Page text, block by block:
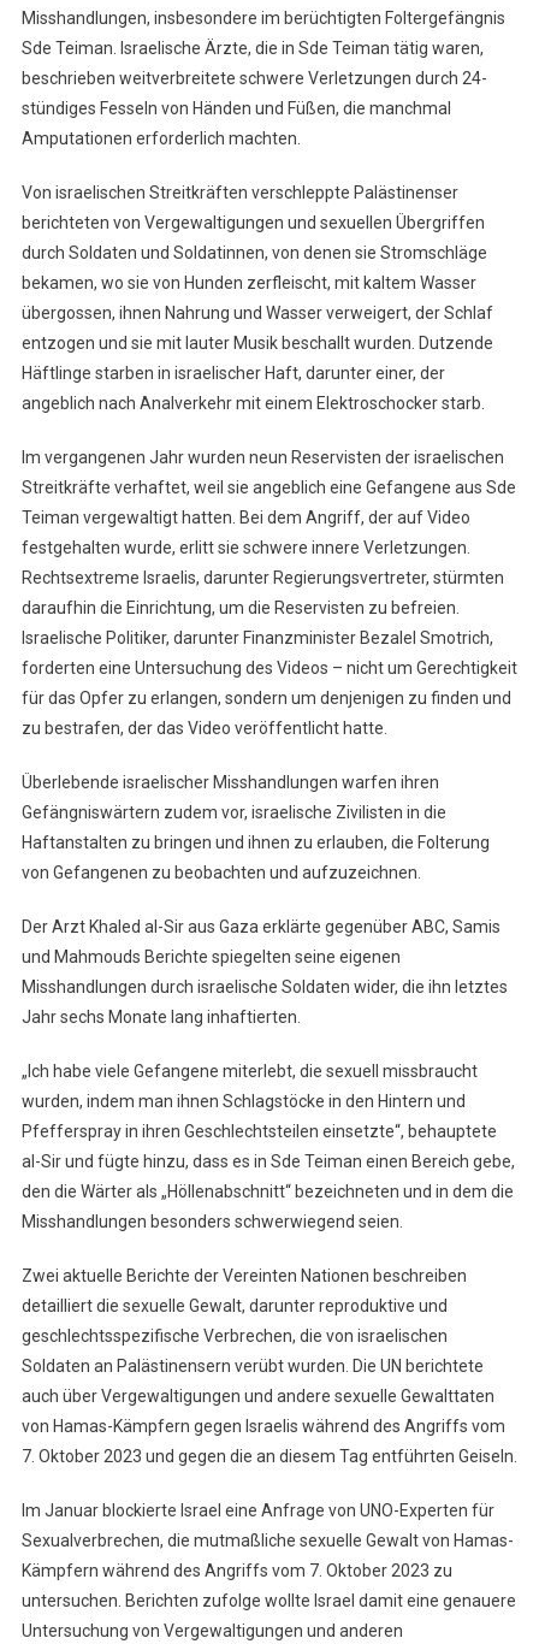
Misshandlungen, insbesondere im berüchtigten Foltergefängnis
Sde Teiman. Israelische Ärzte, die in Sde Teiman tätig waren,
beschrieben weitverbreitete schwere Verletzungen durch 24-
stündiges Fesseln von Händen und Füßen, die manchmal
Amputationen erforderlich machten.
Von israelischen Streitkräften verschleppte Palästinenser
berichteten von Vergewaltigungen und sexuellen Übergriffen
durch Soldaten und Soldatinnen, von denen sie Stromschläge
bekamen, wo sie von Hunden zerfleischt, mit kaltem Wasser
übergossen, ihnen Nahrung und Wasser verweigert, der Schlaf
entzogen und sie mit lauter Musik beschallt wurden. Dutzende
Häftlinge starben in israelischer Haft, darunter einer, der
angeblich nach Analverkehr mit einem Elektroschocker starb.
Im vergangenen Jahr wurden neun Reservisten der israelischen
Streitkräfte verhaftet, weil sie angeblich eine Gefangene aus Sde
Teiman vergewaltigt hatten. Bei dem Angriff, der auf Video
festgehalten wurde, erlitt sie schwere innere Verletzungen.
Rechtsextreme Israelis, darunter Regierungsvertreter, stürmten
daraufhin die Einrichtung, um die Reservisten zu befreien.
Israelische Politiker, darunter Finanzminister Bezalel Smotrich,
forderten eine Untersuchung des Videos – nicht um Gerechtigkeit
für das Opfer zu erlangen, sondern um denjenigen zu finden und
zu bestrafen, der das Video veröffentlicht hatte.
Überlebende israelischer Misshandlungen warfen ihren
Gefängniswärtern zudem vor, israelische Zivilisten in die
Haftanstalten zu bringen und ihnen zu erlauben, die Folterung
von Gefangenen zu beobachten und aufzuzeichnen.
Der Arzt Khaled al-Sir aus Gaza erklärte gegenüber ABC, Samis
und Mahmouds Berichte spiegelten seine eigenen
Misshandlungen durch israelische Soldaten wider, die ihn letztes
Jahr sechs Monate lang inhaftierten.
„Ich habe viele Gefangene miterlebt, die sexuell missbraucht
wurden, indem man ihnen Schlagstöcke in den Hintern und
Pfefferspray in ihren Geschlechtsteilen einsetzte“, behauptete
al-Sir und fügte hinzu, dass es in Sde Teiman einen Bereich gebe,
den die Wärter als „Höllenabschnitt“ bezeichneten und in dem die
Misshandlungen besonders schwerwiegend seien.
Zwei aktuelle Berichte der Vereinten Nationen beschreiben
detailliert die sexuelle Gewalt, darunter reproduktive und
geschlechtsspezifische Verbrechen, die von israelischen
Soldaten an Palästinensern verübt wurden. Die UN berichtete
auch über Vergewaltigungen und andere sexuelle Gewalttaten
von Hamas-Kämpfern gegen Israelis während des Angriffs vom
7. Oktober 2023 und gegen die an diesem Tag entführten Geiseln.
Im Januar blockierte Israel eine Anfrage von UNO-Experten für
Sexualverbrechen, die mutmaßliche sexuelle Gewalt von Hamas-
Kämpfern während des Angriffs vom 7. Oktober 2023 zu
untersuchen. Berichten zufolge wollte Israel damit eine genauere
Untersuchung von Vergewaltigungen und anderen